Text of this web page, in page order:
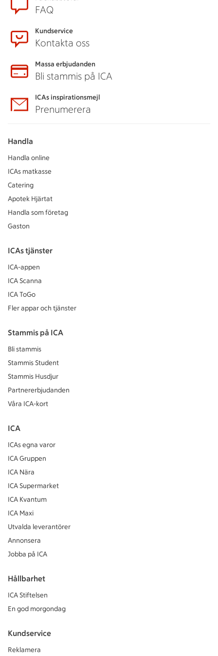
FAQ
Kundservice
Kontakta oss
Massa erbjudanden
Bli stammis på ICA
ICAs inspirationsmejl
Prenumerera
Handla
Handla online
ICAs matkasse
Catering
Apotek Hjärtat
Handla som företag
Gaston
ICAs tjänster
ICA-appen
ICA Scanna
ICA ToGo
Fler appar och tjänster
Stammis på ICA
Bli stammis
Stammis Student
Stammis Husdjur
Partnererbjudanden
Våra ICA-kort
ICA
ICAs egna varor
ICA Gruppen
ICA Nära
ICA Supermarket
ICA Kvantum
ICA Maxi
Utvalda leverantörer
Annonsera
Jobba på ICA
Hållbarhet
ICA Stiftelsen
En god morgondag
Kundservice
Reklamera